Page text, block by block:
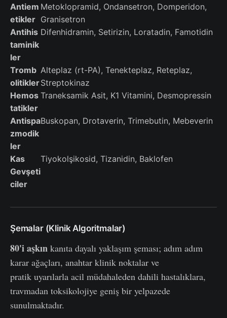
Antiem
etikler
Metoklopramid, Ondansetron, Domperidon,
Granisetron
Antihis
taminik
ler
Difenhidramin, Setirizin, Loratadin, Famotidin
Tromb
olitikler
Alteplaz (rt-PA), Tenekteplaz, Reteplaz,
Streptokinaz
Hemos
tatikler
Traneksamik Asit, K1 Vitamini, Desmopressin
Antispa
zmodik
ler
Buskopan, Drotaverin, Trimebutin, Mebeverin
Kas
Gevşeti
ciler
Tiyokolşikosid, Tizanidin, Baklofen
Şemalar (Klinik Algoritmalar)
80'i aşkın kanıta dayalı yaklaşım şeması; adım adım
karar ağaçları, anahtar klinik noktalar ve
pratik uyarılarla acil müdahaleden dahili hastalıklara,
travmadan toksikolojiye geniş bir yelpazede
sunulmaktadır.